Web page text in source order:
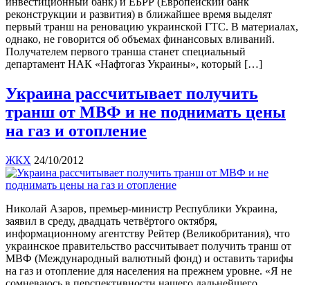
реконструкции и развития) в ближайшее время выделят
первый транш на реновацию украинской ГТС. В материалах,
однако, не говорится об объемах финансовых вливаний.
Получателем первого транша станет специальный
департамент НАК «Нафтогаз Украины», который […]
Украина рассчитывает получить
транш от МВФ и не поднимать цены
на газ и отопление
ЖКХ 24/10/2012
Николай Азаров, премьер-министр Республики Украина,
заявил в среду, двадцать четвёртого октября,
информационному агентству Рейтер (Великобритания), что
украинское правительство рассчитывает получить транш от
МВФ (Международный валютный фонд) и оставить тарифы
на газ и отопление для населения на прежнем уровне. «Я не